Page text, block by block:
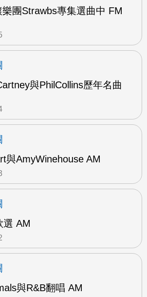
團Strawbs專集選曲中 FM
與PhilCollins歷年名曲
與AmyWinehouse AM
選 AM
與R&B翻唱 AM